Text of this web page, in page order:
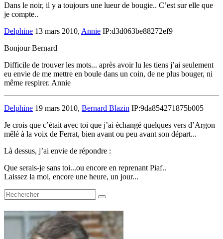
Dans le noir, il y a toujours une lueur de bougie.. C’est sur elle que
je compte..
Delphine 13 mars 2010, Annie IP:d3d063be88272ef9
Bonjour Bernard
Difficile de trouver les mots... après avoir lu les tiens j’ai seulement
eu envie de me mettre en boule dans un coin, de ne plus bouger, ni
même respirer. Annie
Delphine 19 mars 2010, Bernard Blazin IP:9da854271875b005
Je crois que c’était avec toi que j’ai échangé quelques vers d’Argon
mêlé à la voix de Ferrat, bien avant ou peu avant son départ...
Là dessus, j’ai envie de répondre :
Que serais-je sans toi...ou encore en reprenant Piaf..
Laissez la moi, encore une heure, un jour...